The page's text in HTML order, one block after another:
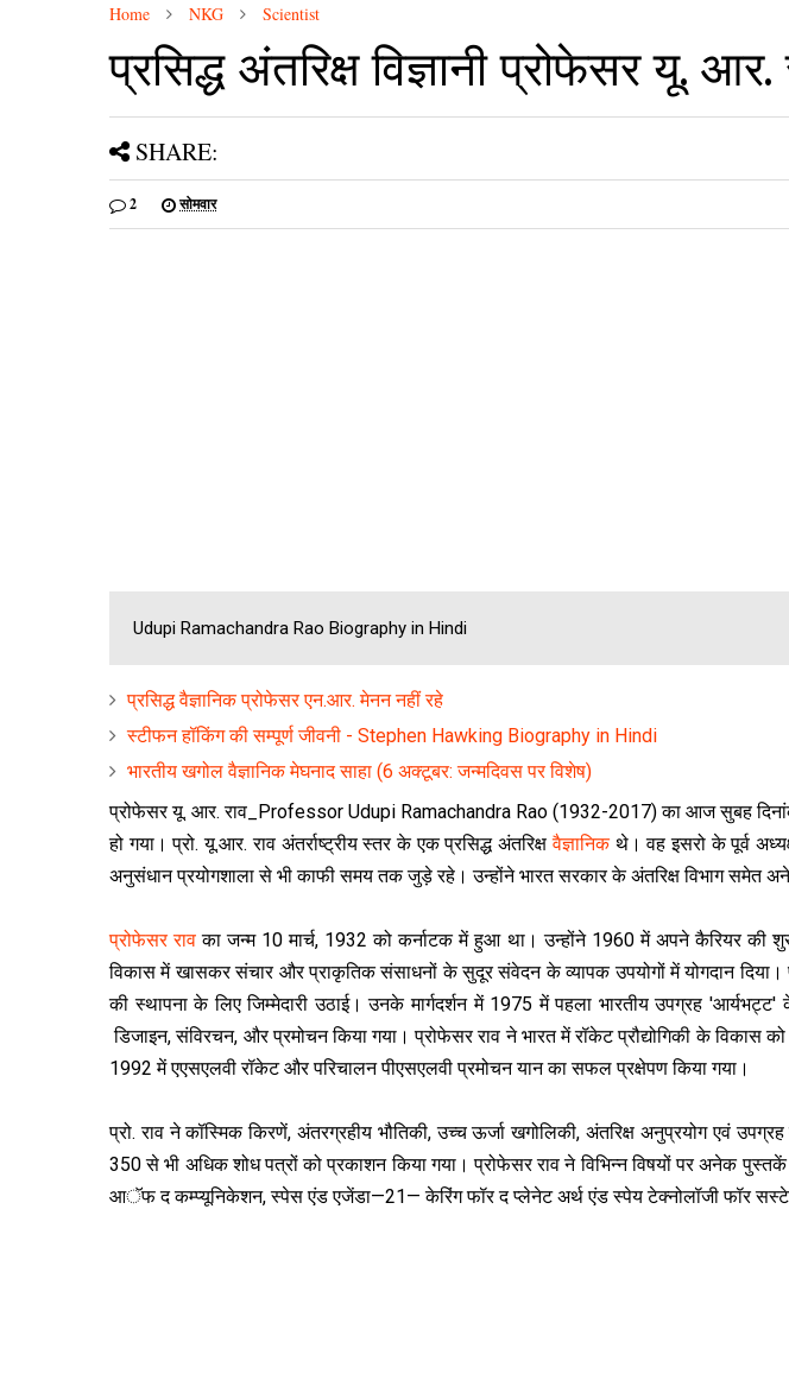
Home NKG Scientist
प्रसिद्ध अंतरिक्ष विज्ञानी प्रोफेसर यू. आर.
SHARE:
2 सोमवार
Udupi Ramachandra Rao Biography in Hindi
प्रसिद्ध वैज्ञानिक प्रोफेसर एन.आर. मेनन नहीं रहे
स्टीफन हॉकिंग की सम्‍पूर्ण जीवनी - Stephen Hawking Biography in Hindi
भारतीय खगोल वैज्ञानिक मेघनाद साहा (6 अक्टूबर: जन्मदिवस पर विशेष)
प्रोफेसर यू. आर. राव_Professor Udupi Ramachandra Rao (1932-2017) का आज सुबह
हो गया। प्रो. यू.आर. राव अंतर्राष्ट्रीय स्तर के एक प्रसिद्ध अंतरिक्षवैज्ञानिकथे। वह इसरो के पूर्व
अनुसंधान प्रयोगशाला से भी काफी समय तक जुड़े रहे। उन्होंने भारत सरकार के अंतरिक्ष विभाग समेत
प्रोफेसर राव का जन्म 10 मार्च, 1932 को कर्नाटक में हुआ था। उन्होंने 1960 में अपने कैरियर की
विकास में खासकर संचार और प्राकृतिक संसाधनों के सुदूर संवेदन के व्यापक उपयोगों में योगदान दिया।
की स्थापना के लिए जिम्मेदारी उठाई। उनके मार्गदर्शन में 1975 में पहला भारतीय उपग्रह
डिजाइन, संविरचन, और प्रमोचन किया गया। प्रोफेसर राव ने भारत में रॉकेट प्रौद्योगिकी के विकास
1992 में एएसएलवी रॉकेट और परिचालन पीएसएलवी प्रमोचन यान का सफल प्रक्षेपण किया गया।
प्रो. राव ने कॉस्मिक किरणें, अंतरग्रहीय भौतिकी, उच्च ऊर्जा खगोलिकी, अंतरिक्ष अनुप्रयोग एवं उपग्रह
350 से भी अधिक शोध पत्रों को प्रकाशन किया गया। प्रोफेसर राव ने विभ‍िन्न विषयों पर अनेक
आॅफ द कम्प्यूनिकेशन, स्पेस एंड एजेंडा—21— केरिंग फॉर द प्लेनेट अर्थ एंड स्पेय टेक्नोलॉजी फॉर